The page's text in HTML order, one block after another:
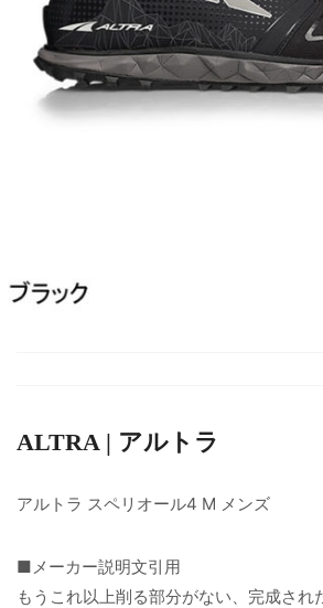
ALTRA | アルトラ
アルトラ スペリオール4 M メンズ
■メーカー説明文引用
もうこれ以上削る部分がない、完成され